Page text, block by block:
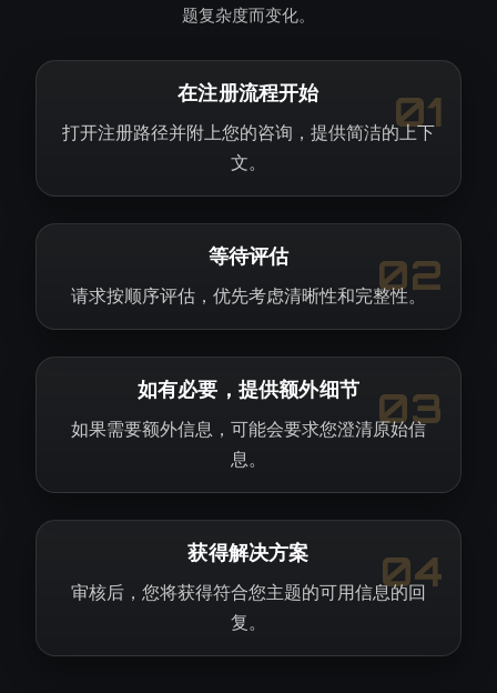
题复杂度而变化。
01
在注册流程开始
打开注册路径并附上您的咨询，提供简洁的上下
文。
02
等待评估
请求按顺序评估，优先考虑清晰性和完整性。
03
如有必要，提供额外细节
如果需要额外信息，可能会要求您澄清原始信
息。
04
获得解决方案
审核后，您将获得符合您主题的可用信息的回
复。